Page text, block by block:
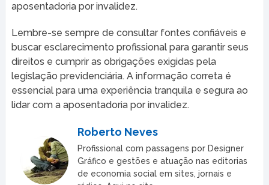
aposentadoria por invalidez.
Lembre-se sempre de consultar fontes confiáveis e
buscar esclarecimento profissional para garantir seus
direitos e cumprir as obrigações exigidas pela
legislação previdenciária. A informação correta é
essencial para uma experiência tranquila e segura ao
lidar com a aposentadoria por invalidez.
Roberto Neves
Profissional com passagens por Designer
Gráfico e gestões e atuação nas editorias
de economia social em sites, jornais e